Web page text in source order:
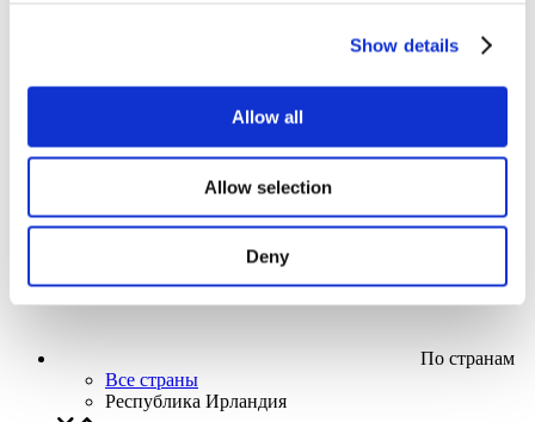
Show details
Allow all
Allow selection
Deny
Без поджанра
Применить
По странам
Все страны
Республика Ирландия